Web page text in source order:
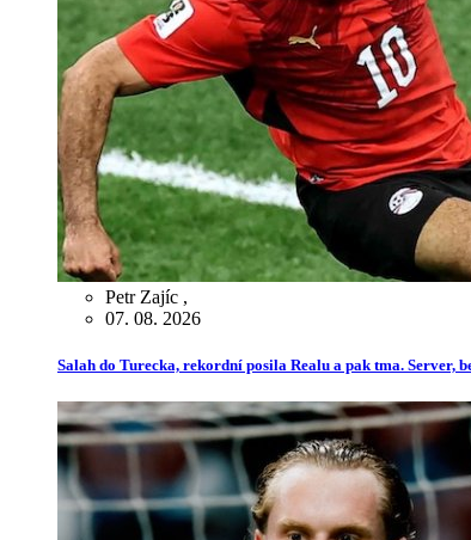
Petr Zajíc ,
07. 08. 2026
Salah do Turecka, rekordní posila Realu a pak tma. Server,